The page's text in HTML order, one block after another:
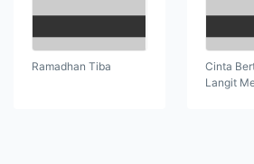
Ramadhan Tiba
Cinta
Langit